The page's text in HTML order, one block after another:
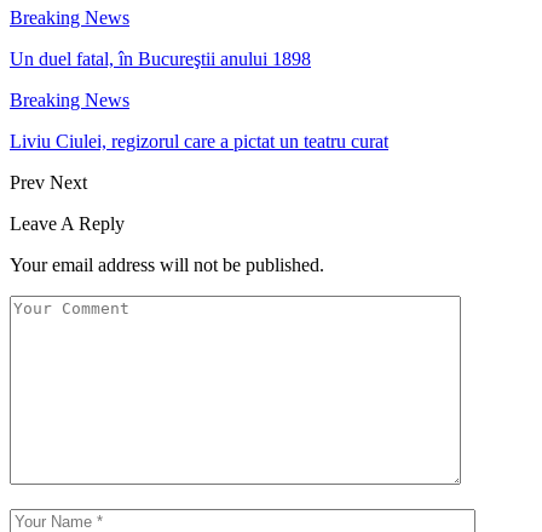
Breaking News
Un duel fatal, în Bucureştii anului 1898
Breaking News
Liviu Ciulei, regizorul care a pictat un teatru curat
Prev Next
Leave A Reply
Your email address will not be published.